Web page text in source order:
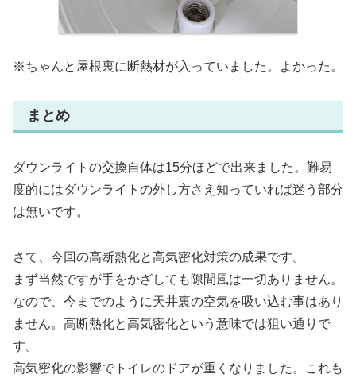
※ちゃんと屋根裏に断熱材が入っていました。よかった。
まとめ
ダウンライトの交換自体は15分ほどで出来ました。難易
度的にはダウンライトの外し方さえ知っていれば迷う部分
は無いです。
さて、今回の高断熱化と高気密化対策の成果です。
まず当然ですが手をかざしても隙間風は一切ありません。
なので、今までのように天井裏の空気を吸い込む事はあり
ません。高断熱化と高気密化という意味では狙い通りで
す。
高気密化の影響でトイレのドアが重くなりました。これも